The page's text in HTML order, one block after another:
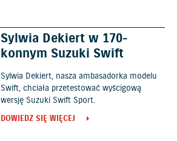
Sylwia Dekiert w 170-
konnym Suzuki Swift
Sylwia Dekiert, nasza ambasadorka modelu
Swift, chciała przetestować wyścigową
wersję Suzuki Swift Sport.
DOWIEDZ SIĘ WIĘCEJ